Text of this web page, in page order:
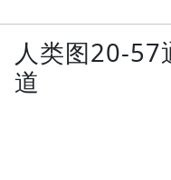
人类图20-57
道